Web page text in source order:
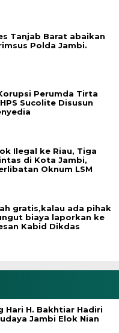
Tanjab Barat abaikan
Polda Jambi.
Perumda Tirta
Sucolite Disusun
Ilegal ke Riau, Tiga
di Kota Jambi,
Oknum LSM
gratis,kalau ada pihak
biaya laporkan ke
Kabid Dikdas
Hari H. Bakhtiar Hadiri
Jambi Elok Nian